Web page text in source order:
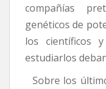
compañías
genéticos de
los científicos
estudiarlos
Sobre los